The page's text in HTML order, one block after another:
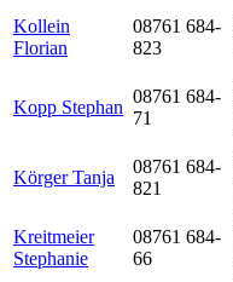
Kollein
Florian
08761 684-
823
Kopp Stephan
08761 684-
71
Körger Tanja
08761 684-
821
Kreitmeier
Stephanie
08761 684-
66